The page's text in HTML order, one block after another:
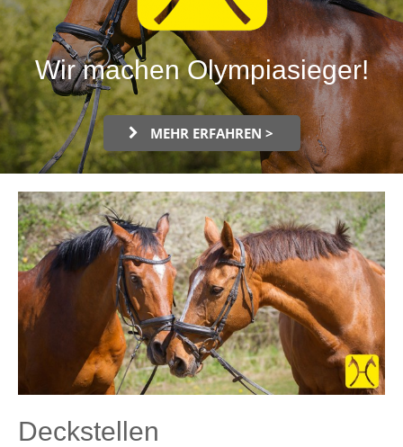
Wir machen Olympiasieger!
MEHR ERFAHREN >
Deckstellen